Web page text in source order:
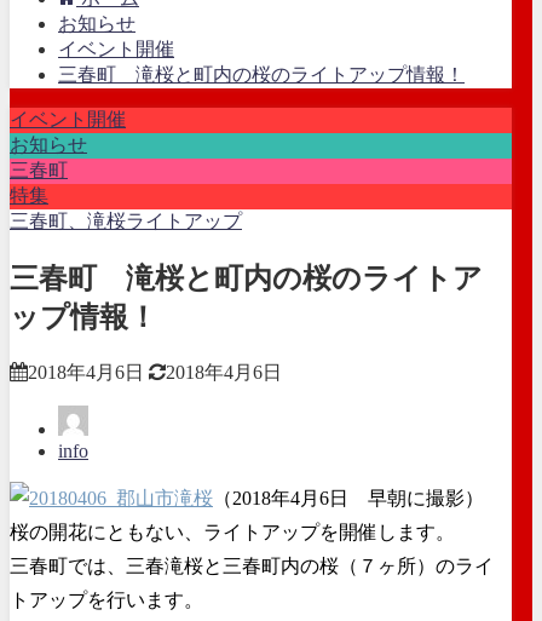
お知らせ
イベント開催
三春町 滝桜と町内の桜のライトアップ情報！
イベント開催
お知らせ
三春町
特集
三春町、滝桜ライトアップ
三春町 滝桜と町内の桜のライトア
ップ情報！
2018年4月6日 2018年4月6日
info
（2018年4月6日 早朝に撮影）
桜の開花にともない、ライトアップを開催します。
三春町では、三春滝桜と三春町内の桜（７ヶ所）のライ
トアップを行います。